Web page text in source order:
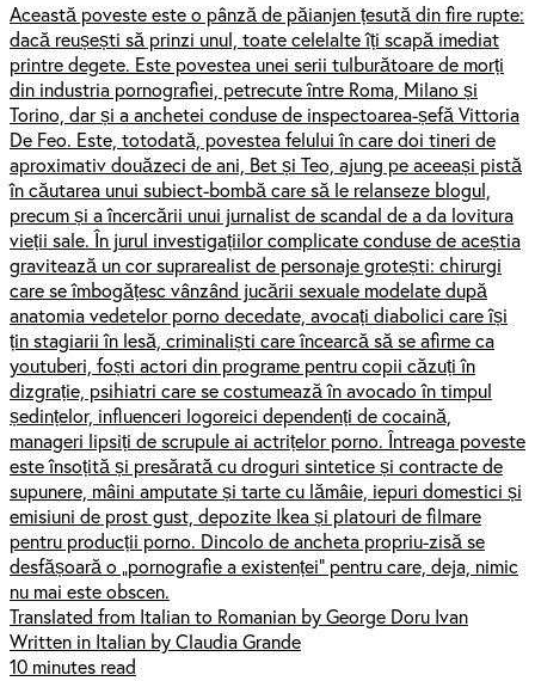
Această poveste este o pânză de păianjen țesută din fire rupte:
dacă reușești să prinzi unul, toate celelalte îți scapă imediat
printre degete. Este povestea unei serii tulburătoare de morți
din industria pornografiei, petrecute între Roma, Milano și
Torino, dar și a anchetei conduse de inspectoarea-șefă Vittoria
De Feo. Este, totodată, povestea felului în care doi tineri de
aproximativ douăzeci de ani, Bet și Teo, ajung pe aceeași pistă
în căutarea unui subiect-bombă care să le relanseze blogul,
precum și a încercării unui jurnalist de scandal de a da lovitura
vieții sale. În jurul investigațiilor complicate conduse de aceștia
gravitează un cor suprarealist de personaje grotești: chirurgi
care se îmbogățesc vânzând jucării sexuale modelate după
anatomia vedetelor porno decedate, avocați diabolici care își
țin stagiarii în lesă, criminaliști care încearcă să se afirme ca
youtuberi, foști actori din programe pentru copii căzuți în
dizgrație, psihiatri care se costumează în avocado în timpul
ședințelor, influenceri logoreici dependenți de cocaină,
manageri lipsiți de scrupule ai actrițelor porno. Întreaga poveste
este însoțită și presărată cu droguri sintetice și contracte de
supunere, mâini amputate și tarte cu lămâie, iepuri domestici și
emisiuni de prost gust, depozite Ikea și platouri de filmare
pentru producții porno. Dincolo de ancheta propriu-zisă se
desfășoară o „pornografie a existenței” pentru care, deja, nimic
nu mai este obscen.
Translated from Italian to Romanian by George Doru Ivan
Written in Italian by Claudia Grande
10 minutes read